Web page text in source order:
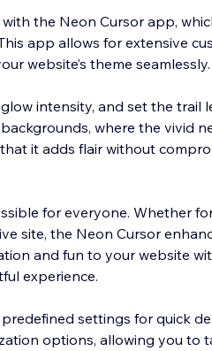
the Neon Cursor app,
app allows for extensive
website’s theme seamlessly.
intensity, and set the trail
where the vivid
it adds flair without
for everyone. Whether
site, the Neon Cursor
and fun to your website
experience.
settings for quick
options, allowing you to